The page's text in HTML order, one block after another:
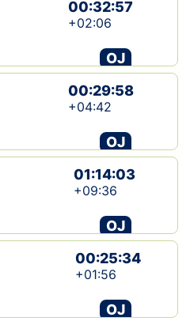
00:32:57
+02:06
OJ
00:29:58
+04:42
OJ
01:14:03
+09:36
OJ
00:25:34
+01:56
OJ